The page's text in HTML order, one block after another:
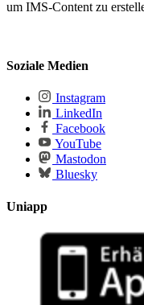
um IMS-Content zu
Soziale Medien
Instagram
LinkedIn
Facebook
YouTube
Mastodon
Bluesky
Uniapp